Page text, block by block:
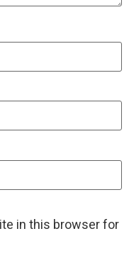
in this browser for